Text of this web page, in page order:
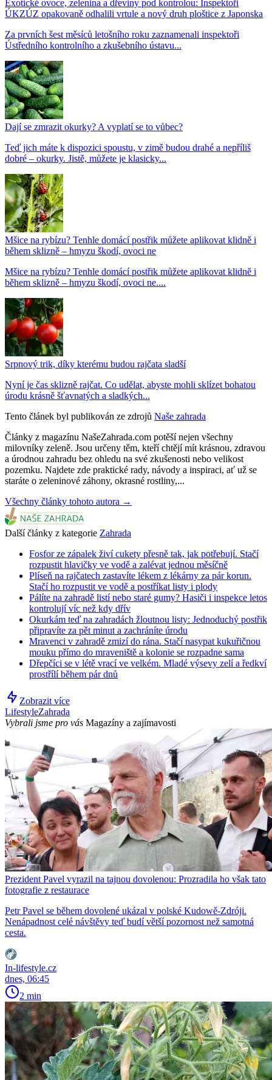
Exotické ovoce, zelenina a dřeviny pod kontrolou: Inspektoři
ÚKZÚZ opakovaně odhalili vrtule a nový druh ploštice z Japonska
Za prvních šest měsíců letošního roku zaznamenali inspektoři
Ústředního kontrolního a zkušebního ústavu...
Dají se zmrazit okurky? A vyplatí se to vůbec?
Teď jich máte k dispozici spoustu, v zimě budou drahé a nepříliš
dobré – okurky. Jistě, můžete je klasicky...
Mšice na rybízu? Tenhle domácí postřik můžete aplikovat klidně i
během sklizně – hmyzu škodí, ovoci ne
Mšice na rybízu? Tenhle domácí postřik můžete aplikovat klidně i
během sklizně – hmyzu škodí, ovoci ne....
Srpnový trik, díky kterému budou rajčata sladší
Nyní je čas sklizně rajčat. Co udělat, abyste mohli sklízet bohatou
úrodu krásně šťavnatých a sladkých...
Tento článek byl publikován ze zdrojů Naše zahrada
Články z magazínu NašeZahrada.com potěší nejen všechny
milovníky zeleně. Jsou určeny těm, kteří chtějí mít krásnou, zdravou
a úrodnou zahradu bez ohledu na své zkušenosti nebo velikost
pozemku. Najdete zde praktické rady, návody a inspiraci, ať už se
staráte o zeleninové záhony, okrasné rostliny,...
Všechny články tohoto autora →
Další články z kategorie Zahrada
Fosfor ze zápalek živí cukety přesně tak, jak potřebují. Stačí
rozpustit hlavičky ve vodě a zalévat jednou měsíčně
Plíseň na rajčatech zastavíte lékem z lékárny za pár korun.
Stačí ho rozpustit ve vodě a postříkat listy i plody
Pálíte na zahradě listí nebo staré gumy? Hasiči i inspekce letos
kontrolují víc než kdy dřív
Okurkám teď na zahradách žloutnou listy: Jednoduchý postřik
připravíte za pět minut a zachráníte úrodu
Mravenci v zahradě zmizí do rána. Stačí nasypat kukuřičnou
mouku přímo do mraveniště a kolonie se rozpadne sama
Dřepčíci se v létě vrací ve velkém. Mladé výsevy zelí a ředkví
prostřílí během pár dnů
Zobrazit více
LifestyleZahrada
Vybrali jsme pro vás Magazíny a zajímavosti
Prezident Pavel vyrazil na tajnou dovolenou: Prozradila ho však tato
fotografie z restaurace
Petr Pavel se během dovolené ukázal v polské Kudowě-Zdróji.
Nenápadnost celé návštěvy teď budí větší pozornost než samotná
cesta.
In-lifestyle.cz
dnes, 06:45
2 min